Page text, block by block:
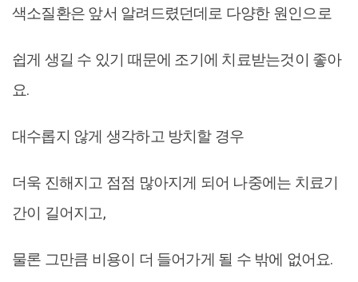
색소질환은 앞서 알려드렸던데로 다양한 원인으로
쉽게 생길 수 있기 때문에 조기에 치료받는것이 좋아
요.
대수롭지 않게 생각하고 방치할 경우
더욱 진해지고 점점 많아지게 되어 나중에는 치료기
간이 길어지고,
물론 그만큼 비용이 더 들어가게 될 수 밖에 없어요.